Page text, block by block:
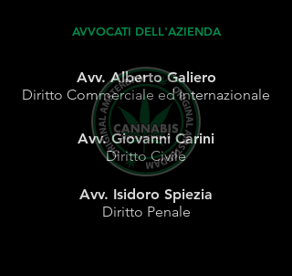
AVVOCATI DELL'AZIENDA
Avv. Alberto Galiero
Diritto Commerciale ed Internazionale
Avv. Giovanni Carini
Diritto Civile
Avv. Isidoro Spiezia
Diritto Penale